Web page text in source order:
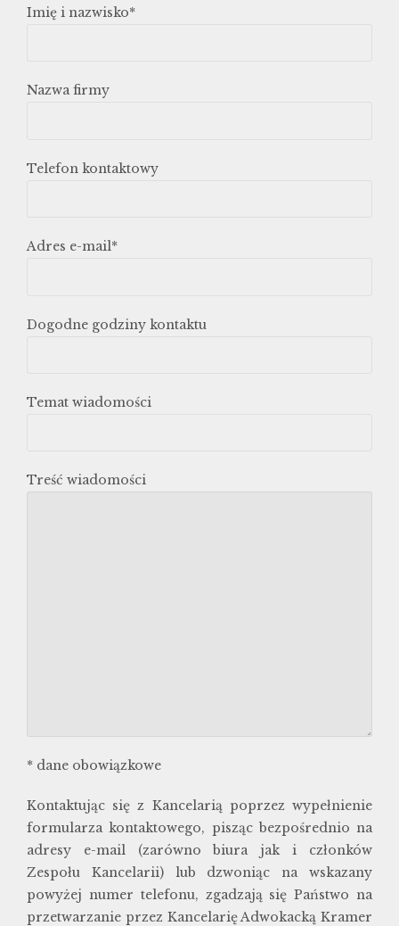
Imię i nazwisko*
Nazwa firmy
Telefon kontaktowy
Adres e-mail*
Dogodne godziny kontaktu
Temat wiadomości
Treść wiadomości
* dane obowiązkowe
Kontaktując się z Kancelarią poprzez wypełnienie
formularza kontaktowego, pisząc bezpośrednio na
adresy e-mail (zarówno biura jak i członków
Zespołu Kancelarii) lub dzwoniąc na wskazany
powyżej numer telefonu, zgadzają się Państwo na
przetwarzanie przez Kancelarię Adwokacką Kramer